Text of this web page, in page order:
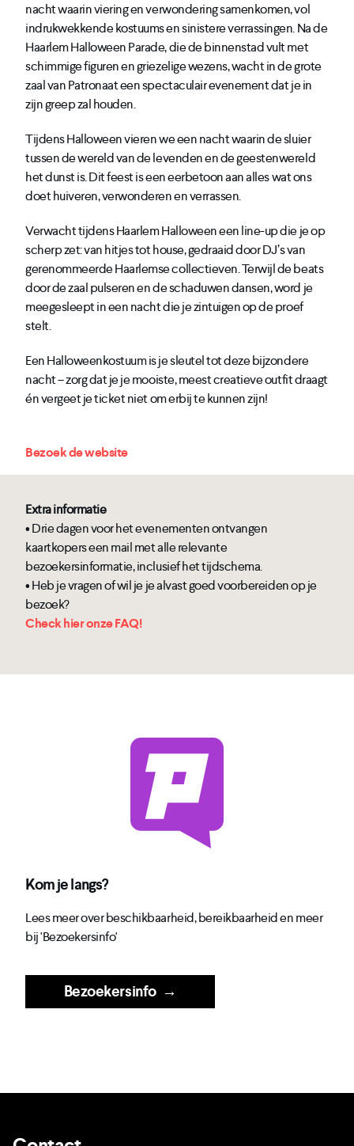
nacht waarin viering en verwondering samenkomen, vol
indrukwekkende kostuums en sinistere verrassingen. Na de
Haarlem Halloween Parade, die de binnenstad vult met
schimmige figuren en griezelige wezens, wacht in de grote
zaal van Patronaat een spectaculair evenement dat je in
zijn greep zal houden.
Tijdens Halloween vieren we een nacht waarin de sluier
tussen de wereld van de levenden en de geestenwereld
het dunst is. Dit feest is een eerbetoon aan alles wat ons
doet huiveren, verwonderen en verrassen.
Verwacht tijdens Haarlem Halloween een line-up die je op
scherp zet: van hitjes tot house, gedraaid door DJ’s van
gerenommeerde Haarlemse collectieven. Terwijl de beats
door de zaal pulseren en de schaduwen dansen, word je
meegesleept in een nacht die je zintuigen op de proef
stelt.
Een Halloweenkostuum is je sleutel tot deze bijzondere
nacht – zorg dat je je mooiste, meest creatieve outfit draagt
én vergeet je ticket niet om erbij te kunnen zijn!
Bezoek de website
Extra informatie
• Drie dagen voor het evenementen ontvangen
kaartkopers een mail met alle relevante
bezoekersinformatie, inclusief het tijdschema.
• Heb je vragen of wil je je alvast goed voorbereiden op je
bezoek?
Check hier onze FAQ!
Kom je langs?
Lees meer over beschikbaarheid, bereikbaarheid en meer
bij 'Bezoekersinfo'
Bezoekersinfo→